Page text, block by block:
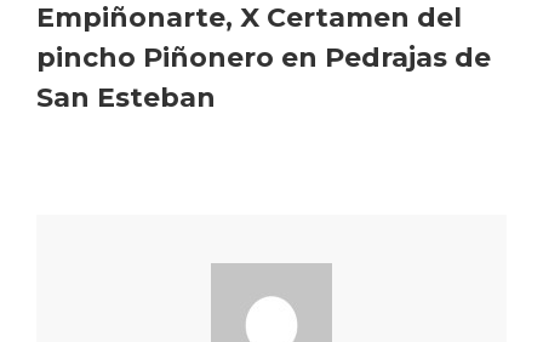
Empiñonarte, X Certamen del
pincho Piñonero en Pedrajas de
San Esteban